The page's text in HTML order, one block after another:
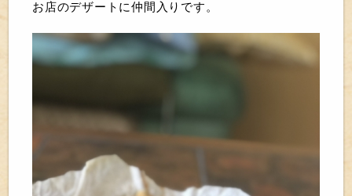
お店のデザートに仲間入りです。